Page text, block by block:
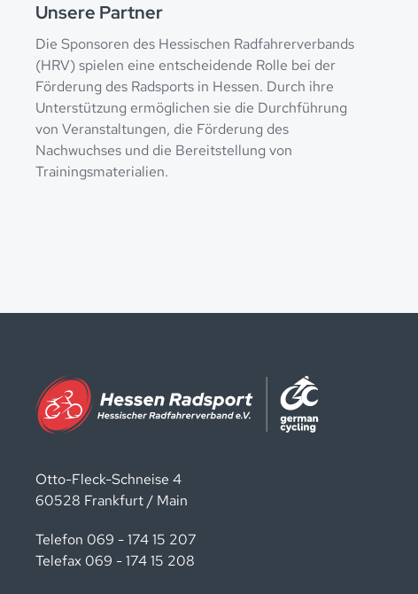
Unsere Partner
Die Sponsoren des Hessischen Radfahrerverbands
(HRV) spielen eine entscheidende Rolle bei der
Förderung des Radsports in Hessen. Durch ihre
Unterstützung ermöglichen sie die Durchführung
von Veranstaltungen, die Förderung des
Nachwuchses und die Bereitstellung von
Trainingsmaterialien.
Otto-Fleck-Schneise 4
60528 Frankfurt / Main
Telefon 069 - 174 15 207
Telefax 069 - 174 15 208